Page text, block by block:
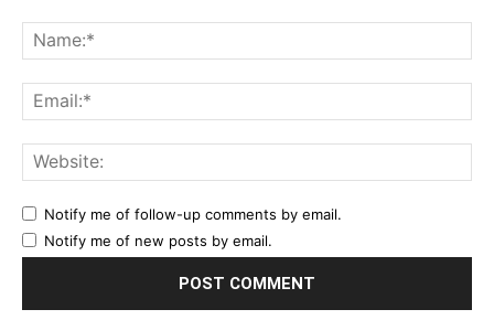
Notify me of follow-up comments by email.
Notify me of new posts by email.